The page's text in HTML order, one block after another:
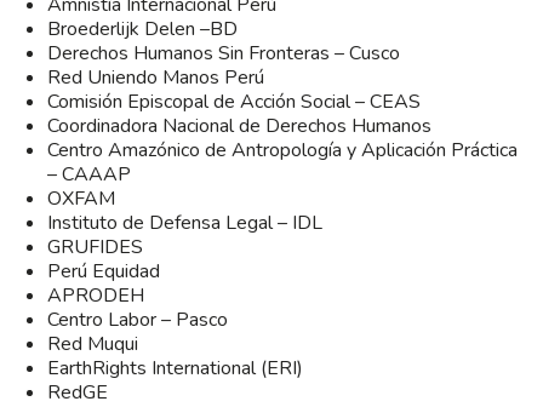
Broederlijk Delen –BD
Derechos Humanos Sin Fronteras – Cusco
Red Uniendo Manos Perú
Comisión Episcopal de Acción Social – CEAS
Coordinadora Nacional de Derechos Humanos
Centro Amazónico de Antropología y Aplicación Práctica
– CAAAP
OXFAM
Instituto de Defensa Legal – IDL
GRUFIDES
Perú Equidad
APRODEH
Centro Labor – Pasco
Red Muqui
EarthRights International (ERI)
RedGE